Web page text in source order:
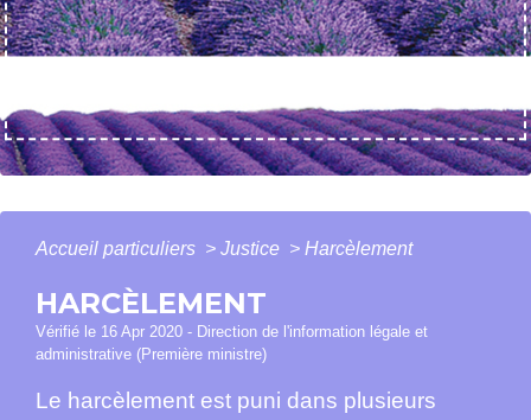
Accueil particuliers > Justice > Harcèlement
HARCÈLEMENT
Vérifié le 16 Apr 2020 - Direction de l'information légale et
administrative (Première ministre)
Le harcèlement est puni dans plusieurs